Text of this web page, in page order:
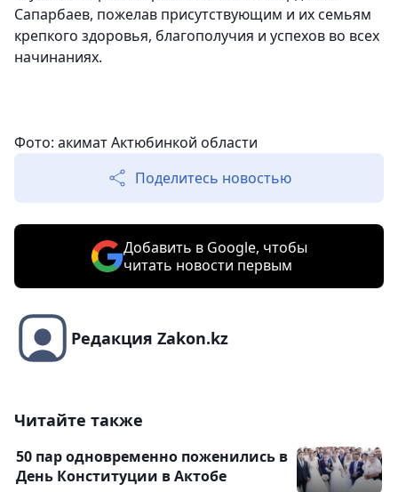
Сапарбаев, пожелав присутствующим и их семьям
крепкого здоровья, благополучия и успехов во всех
начинаниях.
Фото: акимат Актюбинкой области
Поделитесь новостью
Добавить в Google, чтобы
читать новости первым
Редакция Zakon.kz
Читайте также
50 пар одновременно поженились в
День Конституции в Актобе